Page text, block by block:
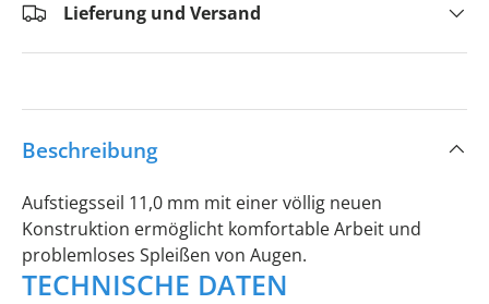
Lieferung und Versand
Beschreibung
Aufstiegsseil 11,0 mm mit einer völlig neuen
Konstruktion ermöglicht komfortable Arbeit und
problemloses Spleißen von Augen.
TECHNISCHE DATEN